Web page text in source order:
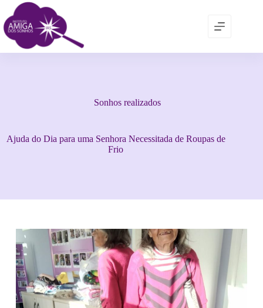
Sonhos realizados
Ajuda do Dia para uma Senhora Necessitada de Roupas de
Frio